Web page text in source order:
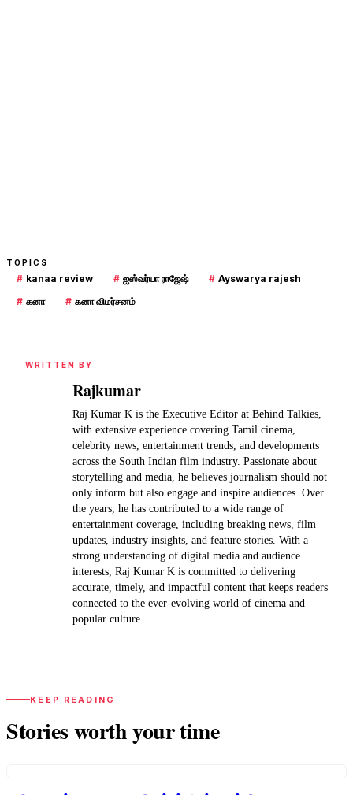
TOPICS
# kanaa review # ஐஸ்வர்யா ராஜேஷ் # Ayswarya rajesh
# கனா # கனா விமர்சனம்
WRITTEN BY
Rajkumar
Raj Kumar K is the Executive Editor at Behind Talkies,
with extensive experience covering Tamil cinema,
celebrity news, entertainment trends, and developments
across the South Indian film industry. Passionate about
storytelling and media, he believes journalism should not
only inform but also engage and inspire audiences. Over
the years, he has contributed to a wide range of
entertainment coverage, including breaking news, film
updates, industry insights, and feature stories. With a
strong understanding of digital media and audience
interests, Raj Kumar K is committed to delivering
accurate, timely, and impactful content that keeps readers
connected to the ever-evolving world of cinema and
popular culture.
KEEP READING
Stories worth your time